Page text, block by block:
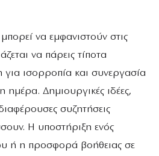
να εμφανιστούν στις
να πάρεις τίποτα
ισορροπία και συνεργασία
ημέρα. Δημιουργικές ιδέες,
συζητήσεις
Η υποστήριξη ενός
ή η προσφορά βοήθειας σε